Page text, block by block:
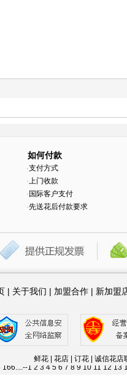
如何付款
·支付方式
·上门收款
· 国际客户支付
·先送花后付款要求
| 关于我们 | 加盟合作 | 新加盟
鲜花 | 花店 | 订花 | 诚信花店
19 20 21 22 23 24 26 27 28 29
77 78 79 80 81 82 84 85 87
2 3 4 5 6 7 8 9 10 11 12 13